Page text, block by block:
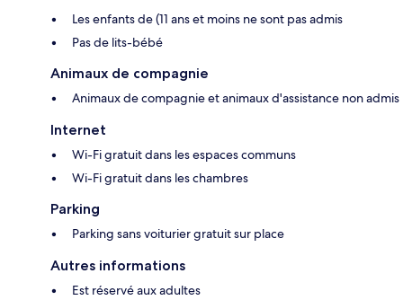
Les enfants de (11 ans et moins ne sont pas admis
Pas de lits-bébé
Animaux de compagnie
Animaux de compagnie et animaux d'assistance non admis
Internet
Wi-Fi gratuit dans les espaces communs
Wi-Fi gratuit dans les chambres
Parking
Parking sans voiturier gratuit sur place
Autres informations
Est réservé aux adultes